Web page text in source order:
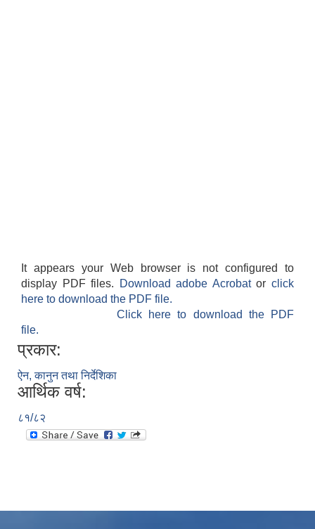
It appears your Web browser is not configured to
display PDF files.
Download adobe Acrobatorclick
here to download the PDF file.
Click here to download the PDF
file.
प्रकार:
ऐन, कानुन तथा निर्देशिका
आर्थिक वर्ष:
८१/८२